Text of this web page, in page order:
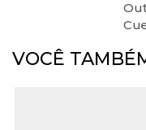
VOCÊ